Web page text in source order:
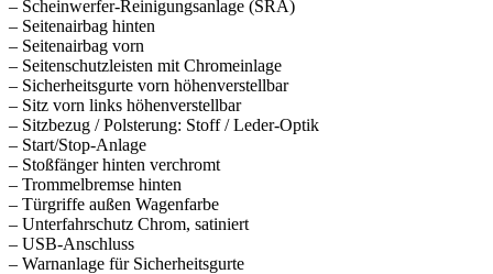
– Scheinwerfer-Reinigungsanlage (SRA)
– Seitenairbag hinten
– Seitenairbag vorn
– Seitenschutzleisten mit Chromeinlage
– Sicherheitsgurte vorn höhenverstellbar
– Sitz vorn links höhenverstellbar
– Sitzbezug / Polsterung: Stoff / Leder-Optik
– Start/Stop-Anlage
– Stoßfänger hinten verchromt
– Trommelbremse hinten
– Türgriffe außen Wagenfarbe
– Unterfahrschutz Chrom, satiniert
– USB-Anschluss
– Warnanlage für Sicherheitsgurte